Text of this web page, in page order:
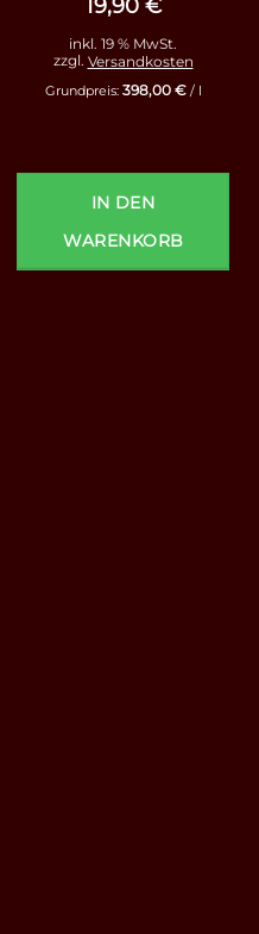
19,90 €
inkl. 19 % MwSt.
zzgl. Versandkosten
Grundpreis: 398,00 €/ l
IN DEN
WARENKORB